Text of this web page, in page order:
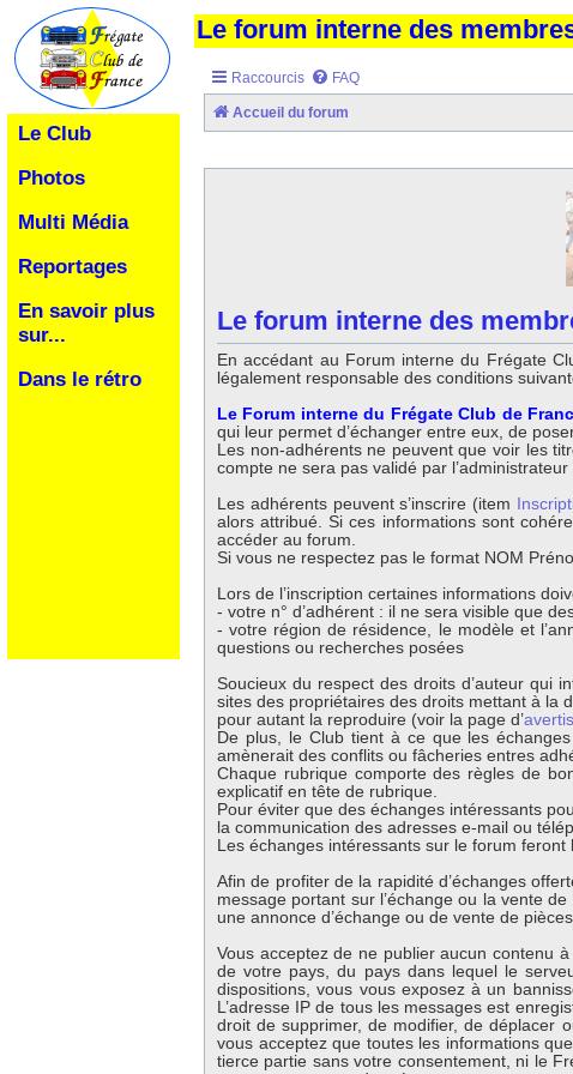
Le Club
Photos
Multi Média
Reportages
En savoir plus
sur...
Dans le rétro
Le forum interne des
Raccourcis FAQ
Accueil du forum
Le forum interne des
En accédant au Forum interne du Frégate
légalement responsable des conditions
Le Forum interne du Frégate Club de
qui leur permet d’échanger entre eux, de
Les non-adhérents ne peuvent que voir les
compte ne sera pas validé par l’administrateur
Les adhérents peuvent s’inscrire (item
alors attribué. Si ces informations sont
accéder au forum.
Si vous ne respectez pas le format NOM
Lors de l’inscription certaines informations
- votre n° d’adhérent : il ne sera visible que
- votre région de résidence, le modèle et
questions ou recherches posées
Soucieux du respect des droits d’auteur qui
sites des propriétaires des droits mettant à la
pour autant la reproduire (voir la page d’
De plus, le Club tient à ce que les
amènerait des conflits ou fâcheries entres
Chaque rubrique comporte des règles de
explicatif en tête de rubrique.
Pour éviter que des échanges intéressants
la communication des adresses e-mail ou
Les échanges intéressants sur le forum feront
Afin de profiter de la rapidité d’échanges
message portant sur l’échange ou la vente
une annonce d’échange ou de vente de pièces,
Vous acceptez de ne publier aucun contenu
de votre pays, du pays dans lequel le
dispositions, vous vous exposez à un
L’adresse IP de tous les messages est
droit de supprimer, de modifier, de déplacer
vous acceptez que toutes les informations
tierce partie sans votre consentement, ni le